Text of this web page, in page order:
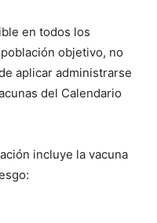
en todos los
objetivo, no
aplicar administrarse
del Calendario
incluye la vacuna